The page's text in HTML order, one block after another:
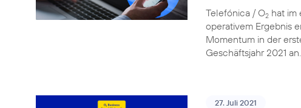
Telefónica / O2 hat im
operativem Ergebnis
Momentum in der
Geschäftsjahr 2021 an.
27. Juli 2021